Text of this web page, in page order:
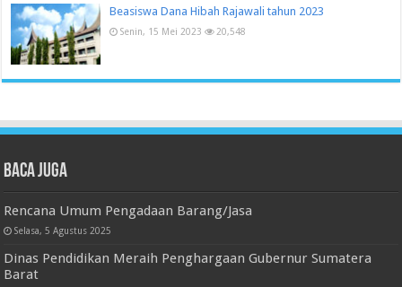
Beasiswa Dana Hibah Rajawali tahun 2023
Senin, 15 Mei 2023 20,548
Baca juga
Rencana Umum Pengadaan Barang/Jasa
Selasa, 5 Agustus 2025
Dinas Pendidikan Meraih Penghargaan Gubernur Sumatera
Barat